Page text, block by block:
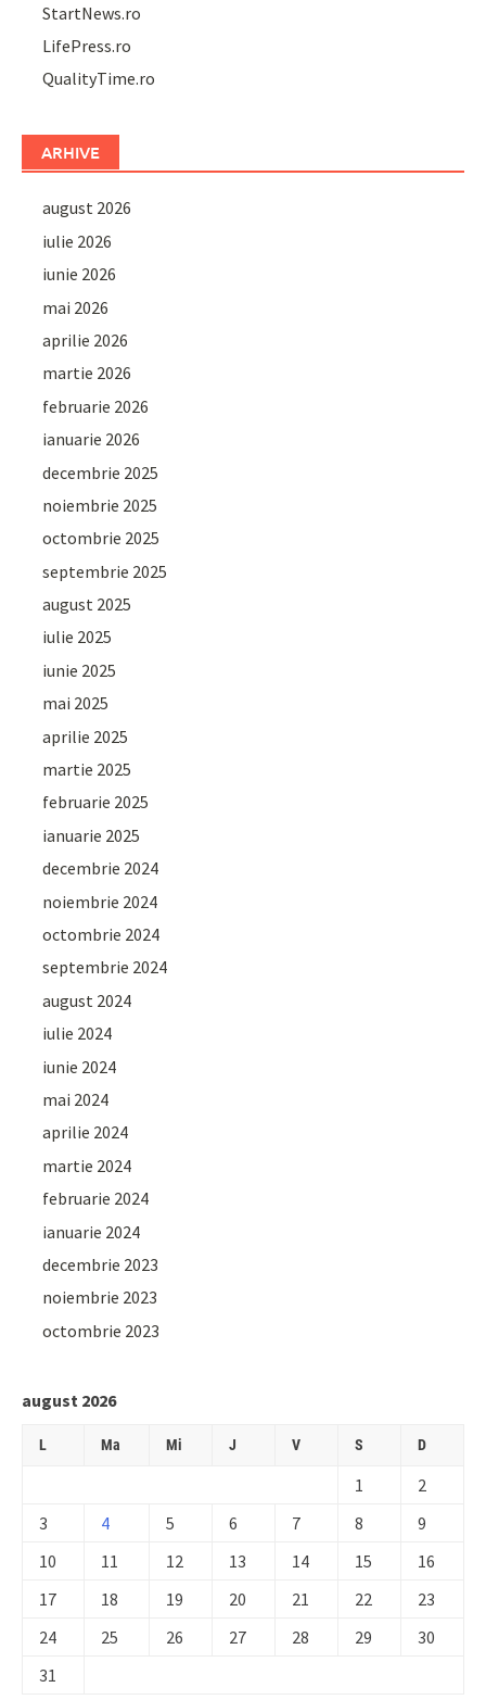
StartNews.ro
LifePress.ro
QualityTime.ro
ARHIVE
august 2026
iulie 2026
iunie 2026
mai 2026
aprilie 2026
martie 2026
februarie 2026
ianuarie 2026
decembrie 2025
noiembrie 2025
octombrie 2025
septembrie 2025
august 2025
iulie 2025
iunie 2025
mai 2025
aprilie 2025
martie 2025
februarie 2025
ianuarie 2025
decembrie 2024
noiembrie 2024
octombrie 2024
septembrie 2024
august 2024
iulie 2024
iunie 2024
mai 2024
aprilie 2024
martie 2024
februarie 2024
ianuarie 2024
decembrie 2023
noiembrie 2023
octombrie 2023
august 2026
L Ma Mi J V S D
1
2
3
4 5 6 7 8
9
10
11 12 13 14 15
16
17
18 19 20 21 22
23
24
25 26 27 28 29
30
31